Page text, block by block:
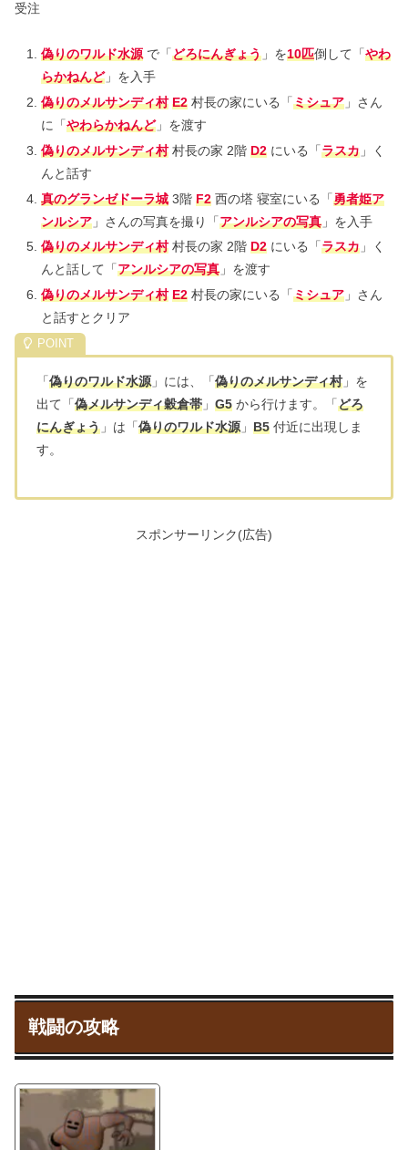
受注
偽りのワルド水源で「どろにんぎょう」を10匹倒して「やわ
らかねんど」を入手
偽りのメルサンディ村 E2村長の家にいる「ミシュア」さん
に「やわらかねんど」を渡す
偽りのメルサンディ村村長の家 2階 D2にいる「ラスカ」く
んと話す
真のグランゼドーラ城3階 F2西の塔 寝室にいる「勇者姫ア
ンルシア」さんの写真を撮り「アンルシアの写真」を入手
偽りのメルサンディ村村長の家 2階 D2にいる「ラスカ」く
んと話して「アンルシアの写真」を渡す
偽りのメルサンディ村 E2村長の家にいる「ミシュア」さん
と話すとクリア
「偽りのワルド水源」には、「偽りのメルサンディ村」を
出て「偽メルサンディ穀倉帯 」 G5 から行けます。「どろ
にんぎょう 」は「偽りのワルド水源」 B5 付近に出現しま
す。
スポンサーリンク(広告)
戦闘の攻略